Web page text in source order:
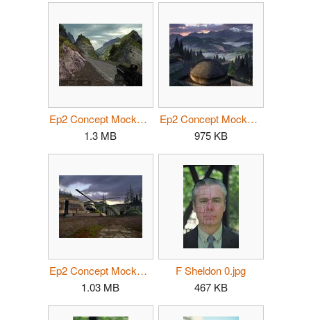
Ep2 Concept Mockup 01.jpg
1.3 MB
Ep2 Concept Mockup 02.jpg
975 KB
Ep2 Concept Mockup 03.jpg
1.03 MB
F Sheldon 0.jpg
467 KB